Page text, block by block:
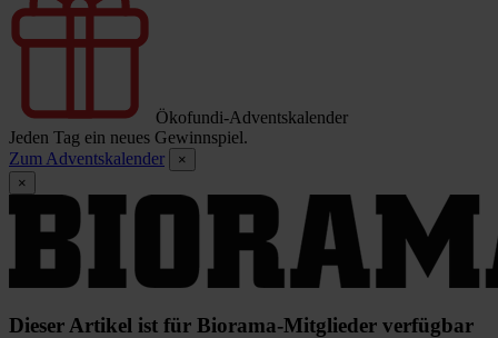
Ökofundi-Adventskalender
Jeden Tag ein neues Gewinnspiel.
Zum Adventskalender
×
×
Dieser Artikel ist für Biorama-Mitglieder verfügbar